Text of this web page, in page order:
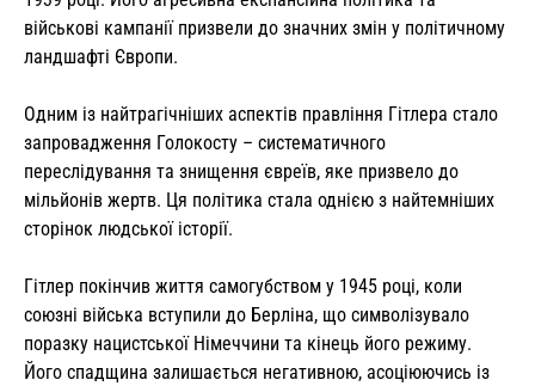
військові кампанії призвели до значних змін у політичному
ландшафті Європи.
Одним із найтрагічніших аспектів правління Гітлера стало
запровадження Голокосту – систематичного
переслідування та знищення євреїв, яке призвело до
мільйонів жертв. Ця політика стала однією з найтемніших
сторінок людської історії.
Гітлер покінчив життя самогубством у 1945 році, коли
союзні війська вступили до Берліна, що символізувало
поразку нацистської Німеччини та кінець його режиму.
Його спадщина залишається негативною, асоціюючись із